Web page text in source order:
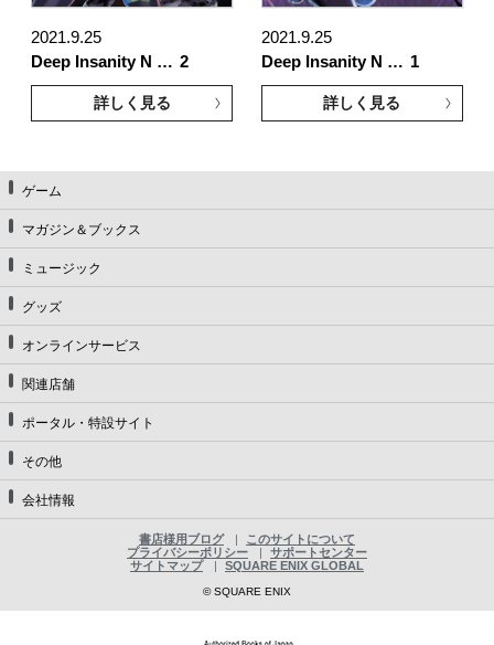
2021.9.25
Deep Insanity N … 2
詳しく見る
2021.9.25
Deep Insanity N … 1
詳しく見る
ゲーム
マガジン＆ブックス
ミュージック
グッズ
オンラインサービス
関連店舗
ポータル・特設サイト
その他
会社情報
書店様用ブログ
このサイトについて
プライバシーポリシー
サポートセンター
サイトマップ
SQUARE ENIX GLOBAL
© SQUARE ENIX